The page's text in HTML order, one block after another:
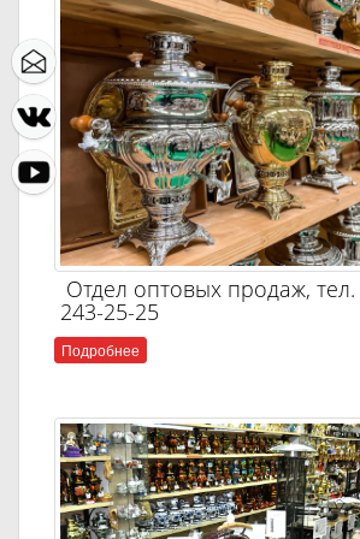
Отдел оптовых продаж, тел.
243-25-25
Подробнее